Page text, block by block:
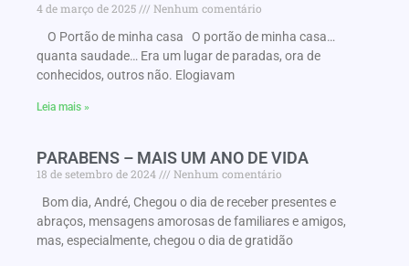
4 de março de 2025
Nenhum comentário
O Portão de minha casa O portão de minha casa…
quanta saudade… Era um lugar de paradas, ora de
conhecidos, outros não. Elogiavam
Leia mais »
PARABENS – MAIS UM ANO DE VIDA
18 de setembro de 2024
Nenhum comentário
Bom dia, André, Chegou o dia de receber presentes e
abraços, mensagens amorosas de familiares e amigos,
mas, especialmente, chegou o dia de gratidão